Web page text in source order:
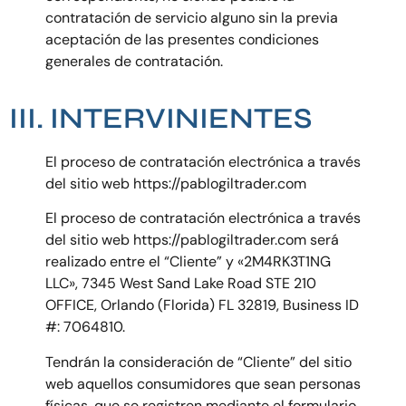
contratación de servicio alguno sin la previa
aceptación de las presentes condiciones
generales de contratación.
III. INTERVINIENTES
El proceso de contratación electrónica a través
del sitio web https://pablogiltrader.com
El proceso de contratación electrónica a través
del sitio web https://pablogiltrader.com será
realizado entre el “Cliente” y «2M4RK3T1NG
LLC», 7345 West Sand Lake Road STE 210
OFFICE,Orlando (Florida) FL 32819, Business ID
#: 7064810.
Tendrán la consideración de “Cliente” del sitio
web aquellos consumidores que sean personas